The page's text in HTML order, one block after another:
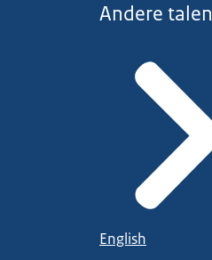
Andere talen
English